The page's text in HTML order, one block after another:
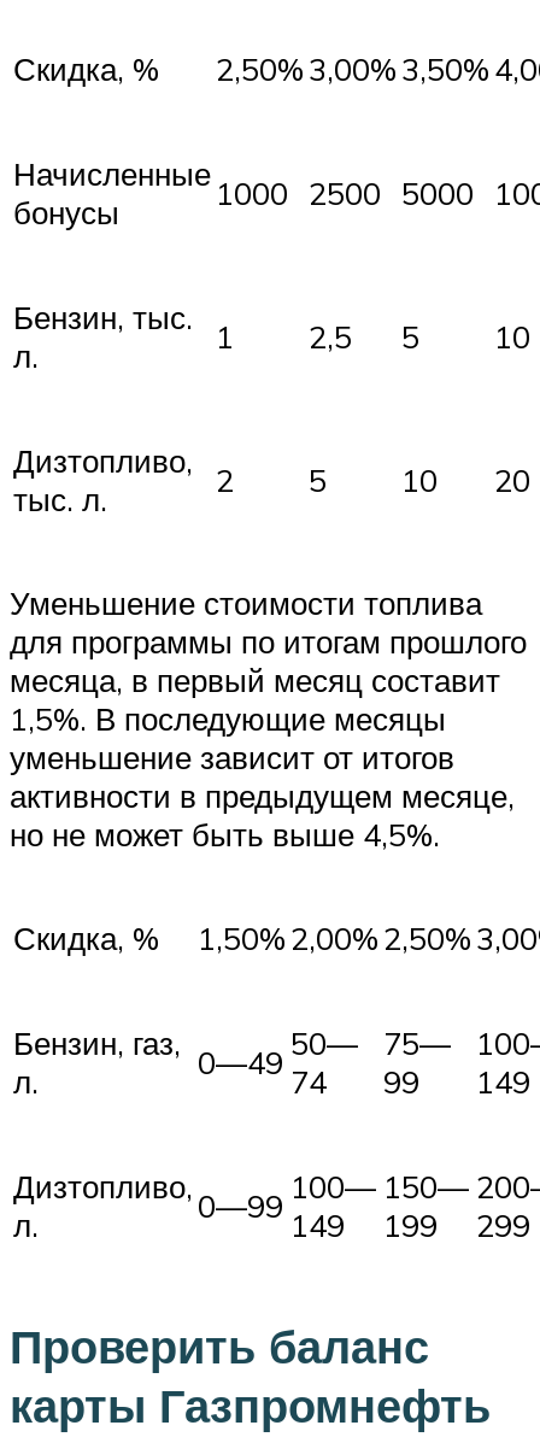
Скидка, % 2,50%3,00%3,50%
Начисленные
бонусы
1000 2500 5000
Бензин, тыс.
л.
1 2,5 5 10
Дизтопливо,
тыс. л.
2 5 10 20
Уменьшение стоимости топлива
для программы по итогам прошлого
месяца, в первый месяц составит
1,5%. В последующие месяцы
уменьшение зависит от итогов
активности в предыдущем месяце,
но не может быть выше 4,5%.
Скидка, % 1,50%2,00%2,50%
Бензин, газ,
л.
0—49 50—
74
75—
99
149
Дизтопливо,
л.
0—99 100—
149
150—
199
299
Проверить баланс
карты Газпромнефть